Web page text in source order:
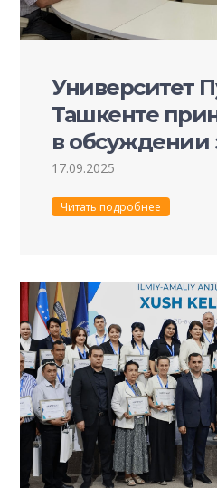
Университет
Ташкенте
в
озонового слоя.
17.09.2025
Читать подробнее